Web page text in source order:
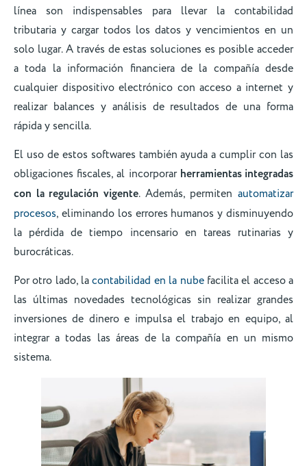
línea son indispensables para llevar la contabilidad
tributaria y cargar todos los datos y vencimientos en un
solo lugar. A través de estas soluciones es posible acceder
a toda la información financiera de la compañía desde
cualquier dispositivo electrónico con acceso a internet y
realizar balances y análisis de resultados de una forma
rápida y sencilla.
El uso de estos softwares también ayuda a cumplir con las
obligaciones fiscales, al incorporar herramientas integradas
con la regulación vigente. Además, permiten automatizar
procesos, eliminando los errores humanos y disminuyendo
la pérdida de tiempo incensario en tareas rutinarias y
burocráticas.
Por otro lado, lacontabilidad en la nubefacilita el acceso a
las últimas novedades tecnológicas sin realizar grandes
inversiones de dinero e impulsa el trabajo en equipo, al
integrar a todas las áreas de la compañía en un mismo
sistema.